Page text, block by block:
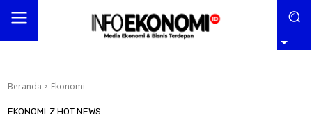
Beranda Ekonomi
EKONOMI Z HOT NEWS